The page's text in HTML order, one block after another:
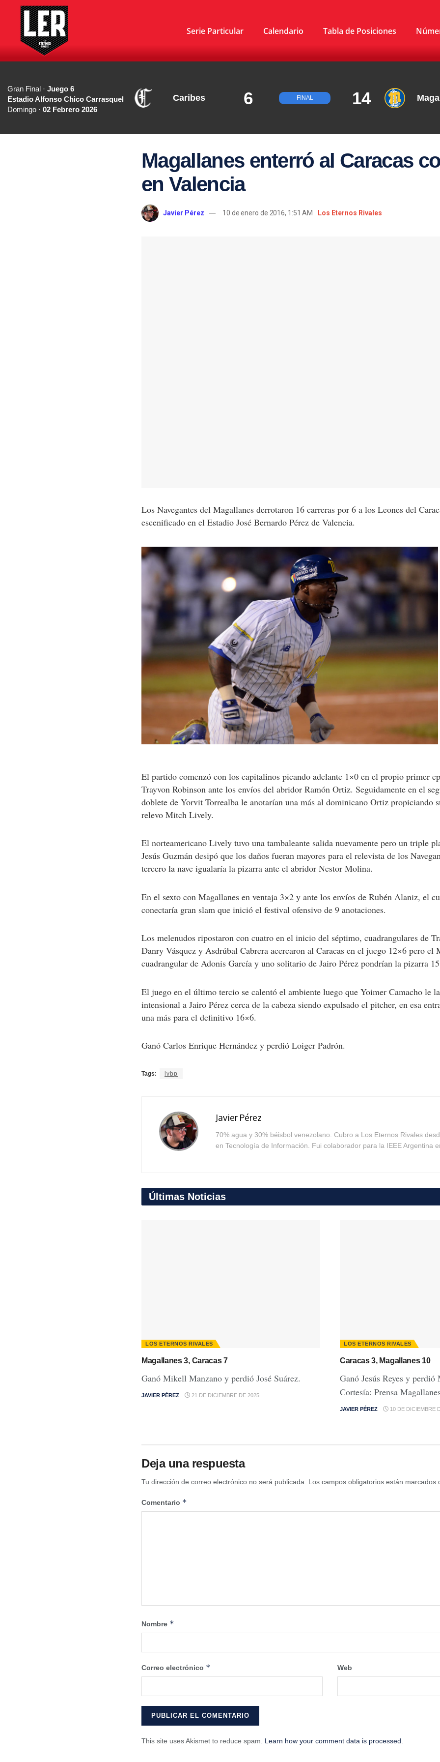
Serie Particular Calendario Tabla de Posiciones
Gran Final · Juego 6
Estadio Alfonso Chico Carrasquel
Domingo · 02 Febrero 2026
Caribes 6 FINAL 14
Magallanes enterró al Caracas
en Valencia
Javier Pérez 10 de enero de 2016, 1:51 AM Los Eternos Rivales
Los Navegantes del Magallanes derrotaron 16 carreras por 6 a los Leones del
escenificado en el Estadio José Bernardo Pérez de Valencia.
El partido comenzó con los capitalinos picando adelante 1×0 en el propio primer
Trayvon Robinson ante los envíos del abridor Ramón Ortiz. Seguidamente en el
doblete de Yorvit Torrealba le anotarían una más al dominicano Ortiz propiciando
relevo Mitch Lively.
El norteamericano Lively tuvo una tambaleante salida nuevamente pero un triple
Jesús Guzmán desipó que los daños fueran mayores para el relevista de los
tercero la nave igualaría la pizarra ante el abridor Nestor Molina.
En el sexto con Magallanes en ventaja 3×2 y ante los envíos de Rubén Alaniz, el
conectaría gran slam que inició el festival ofensivo de 9 anotaciones.
Los melenudos ripostaron con cuatro en el inicio del séptimo, cuadrangulares de
Danry Vásquez y Asdrúbal Cabrera acercaron al Caracas en el juego 12×6 pero el
cuadrangular de Adonis García y uno solitario de Jairo Pérez pondrían la pizarra
El juego en el último tercio se calentó el ambiente luego que Yoimer Camacho le
intensional a Jairo Pérez cerca de la cabeza siendo expulsado el pitcher, en esa
una más para el definitivo 16×6.
Ganó Carlos Enrique Hernández y perdió Loiger Padrón.
Tags: lvbp
Javier Pérez
70% agua y 30% béisbol venezolano. Cubro a Los Eternos Rivales
en Tecnología de Información. Fui colaborador para la IEEE Argentina
Últimas Noticias
LOS ETERNOS RIVALES
Magallanes 3, Caracas 7
Ganó Mikell Manzano y perdió José Suárez.
JAVIER PÉREZ 21 DE DICIEMBRE DE 2025
LOS ETERNOS RIVALES
Caracas 3, Magallanes 10
Ganó Jesús Reyes y
Cortesía: Prensa
JAVIER PÉREZ 10 DE DICIEMBRE
Deja una respuesta
Tu dirección de correo electrónico no será publicada. Los campos obligatorios están marcados
Comentario *
Nombre *
Correo electrónico * Web
This site uses Akismet to reduce spam. Learn how your comment data is processed.